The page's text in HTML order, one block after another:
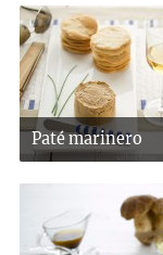
Paté marinero